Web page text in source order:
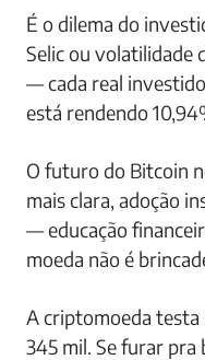
É o dilema do
Selic ou volatilidade
— cada real
está rendendo
O futuro do Bitcoin
mais clara, adoção
— educação
moeda não é
A criptomoeda testa
345 mil. Se furar